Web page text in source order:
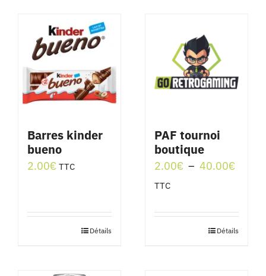
Barres kinder
bueno
2.00€ TTC
Détails
PAF tournoi
boutique
2.00€ – 40.00€Plage
TTC
Détails